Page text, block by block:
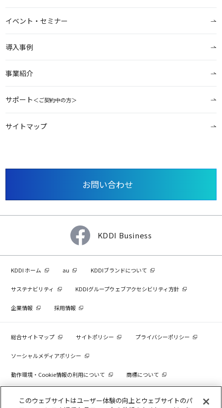
イベント・セミナー
導入事例
事業紹介
サポート＜ご契約中の方＞
サイトマップ
お問い合わせ
KDDI Business
KDDI ホーム au KDDIブランドについて
サステナビリティ KDDIグループウェブアクセシビリティ方針
企業情報 採用情報
総合サイトマップ サイトポリシー プライバシーポリシー
ソーシャルメディアポリシー
動作環境・Cookie情報の利用について 商標について
このウェブサイトはユーザー体験の向上とウェブサイトのパ